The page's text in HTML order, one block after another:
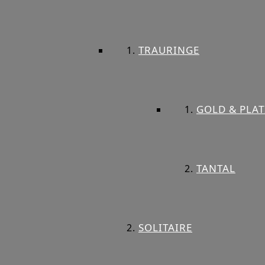
TRAURINGE
GOLD &
TANTAL
SOLITAIRE